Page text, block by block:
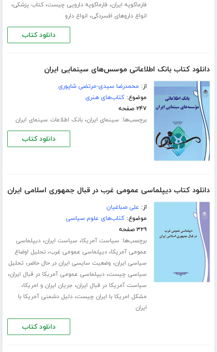
فارماکوپه ایران، فارماکوپه دارویی چیست،کتاب پزشکی،
انواع داروهای افسردگی، انواع دارو
دانلود کتاب
دانلود کتاب بانک اطلاعاتی موسس‌های سینمایی ایران
از: محمدرضا سیدی-مرتضی شاپوری
موضوع:کتاب‌های هنری
۲۴۷ صفحه
برچسب‌ها: سینمای ایران،بانک اطلاعات سینمای ایران
دانلود کتاب
دانلود کتاب دیپلماسی عمومی غرب در قبال جمهوری اسلامی ایران
از: علی صباغیان
موضوع:کتاب‌های علوم سیاسی
۳۲۹ صفحه
برچسب‌ها: سیاست آمریکا، سیاست ایران،دیپلماسی
عمومی آمریکا،دیپلماسی عمومی غرب، تحلیل اوضاع
سیاسی ایران، وضعیت سایسی ایران در حال حاضر، تحلیل
سیاسی چیست،دیپلماسی عمومی آمریکا در قبال ایران،
سیاست آمریکا در قبال ایران، جریان ایران و امریکا،
مشکل امریکا با ایران چیست،دلیل دشمنی آمریکا با
ایران
دانلود کتاب